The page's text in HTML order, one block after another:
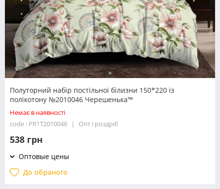
Полуторний набір постільної білизни 150*220 із
полікотону №2010046 Черешенька™
Немає в наявності
code : PR1T2010046
Опт і роздріб
538 грн
Оптовые цены
До обраного